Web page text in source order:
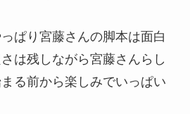
ぱり宮藤さんの脚本は面白
は残しながら宮藤さんらし
る前から楽しみでいっぱい